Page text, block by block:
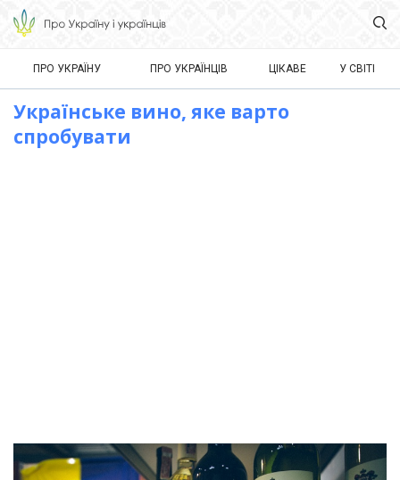
ПРО УКРАЇНУ ПРО УКРАЇНЦІВ ЦІКАВЕ У СВІТІ
Українське вино, яке варто
спробувати